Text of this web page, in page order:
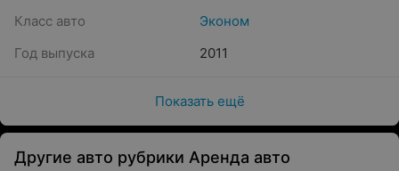
Класс авто
Эконом
Год выпуска
2011
Показать ещё
Другие авто рубрики Аренда авто